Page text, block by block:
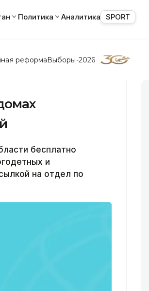
Политика Аналитика SPORT
реформаВыборы-2026
бесплатно
и
на отдел по